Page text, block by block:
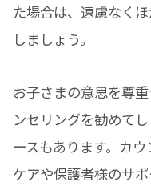
た場合は、遠慮なく
しましょう。
お子さまの意思を尊
ンセリングを勧めて
ースもあります。カ
ケアや保護者様のサ